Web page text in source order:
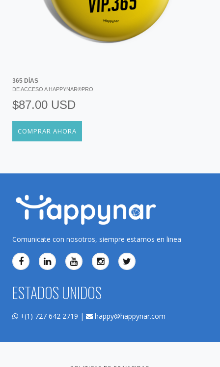
365 DÍAS
DE ACCESO A HAPPYNAR®PRO
$87.00 USD
COMPRAR AHORA
Comunicate con nosotros, siempre estamos en linea
ESTADOS UNIDOS
+(1) 727 642 2719 | happy@happynar.com